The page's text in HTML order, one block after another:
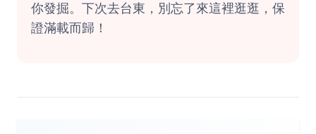
你發掘。下次去台東，別忘了來這裡逛逛，保
證滿載而歸！